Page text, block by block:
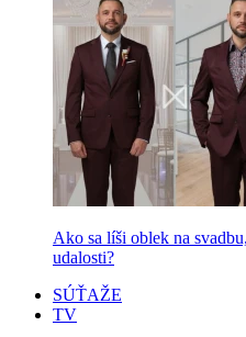
Ako sa líši oblek na
udalosti?
SÚŤAŽE
TV